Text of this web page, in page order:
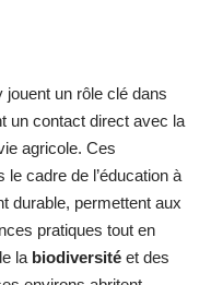
jouent un rôle clé dans
un contact direct avec la
agricole. Ces
cadre de l’éducation à
durable, permettent aux
pratiques tout en
la biodiversité et des